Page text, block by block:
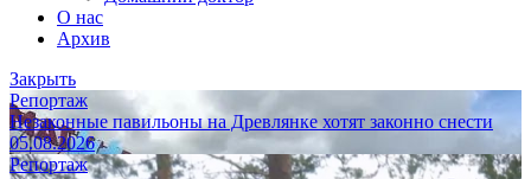
О нас
Архив
Закрыть
Репортаж
Незаконные павильоны на Древлянке хотят законно снести
05.08.2026
Репортаж